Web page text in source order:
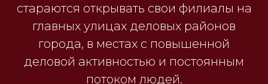
стараются открывать свои филиалы на
главных улицах деловых районов
города, в местах с повышенной
деловой активностью и постоянным
потоком людей.